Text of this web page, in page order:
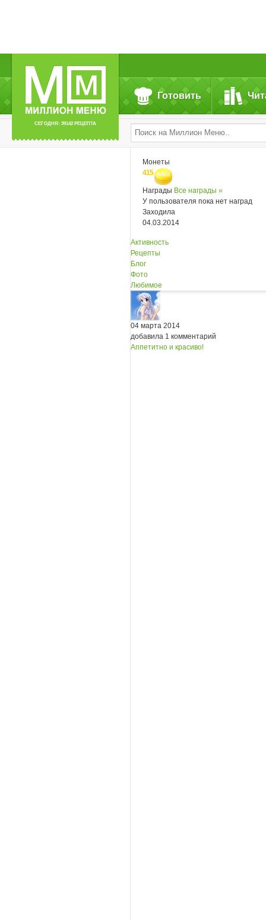
СЕГОДНЯ: 39142 РЕЦЕПТА
Готовить
Монеты
415
Награды Все награды »
У пользователя пока нет наград
Заходила
04.03.2014
Активность
Рецепты
Блог
Фото
Любимое
04 марта 2014
добавила 1 комментарий
Аппетитно и красиво!